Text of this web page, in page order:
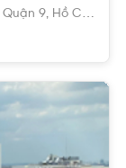
Quận 9, Hồ Chí Minh